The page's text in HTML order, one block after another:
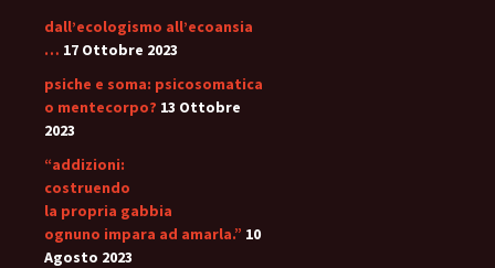
dall’ecologismo all’ecoansia
… 17 Ottobre 2023
psiche e soma: psicosomatica
o mentecorpo? 13 Ottobre
2023
“addizioni:
costruendo
la propria gabbia
ognuno impara ad amarla.” 10
Agosto 2023